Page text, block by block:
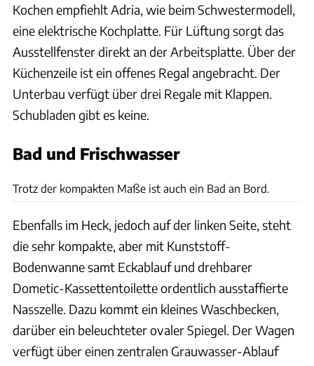
Kochen empfiehlt Adria, wie beim Schwestermodell,
eine elektrische Kochplatte. Für Lüftung sorgt das
Ausstellfenster direkt an der Arbeitsplatte. Über der
Küchenzeile ist ein offenes Regal angebracht. Der
Unterbau verfügt über drei Regale mit Klappen.
Schubladen gibt es keine.
Bad und Frischwasser
Trotz der kompakten Maße ist auch ein Bad an Bord.
Ebenfalls im Heck, jedoch auf der linken Seite, steht
die sehr kompakte, aber mit Kunststoff-
Bodenwanne samt Eckablauf und drehbarer
Dometic-Kassettentoilette ordentlich ausstaffierte
Nasszelle. Dazu kommt ein kleines Waschbecken,
darüber ein beleuchteter ovaler Spiegel. Der Wagen
verfügt über einen zentralen Grauwasser-Ablauf